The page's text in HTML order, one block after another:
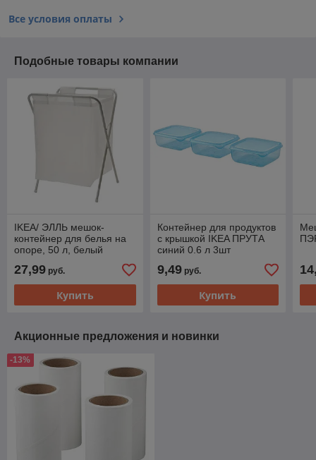
Все условия оплаты
Подобные товары компании
IKEA/ ЭЛЛЬ мешок-
контейнер для белья на
опоре, 50 л, белый
27,99 руб.
Купить
Контейнер для продуктов
с крышкой IKEA ПРУТА
синий 0.6 л 3шт
9,49руб.
Купить
Акционные предложения и новинки
-13%